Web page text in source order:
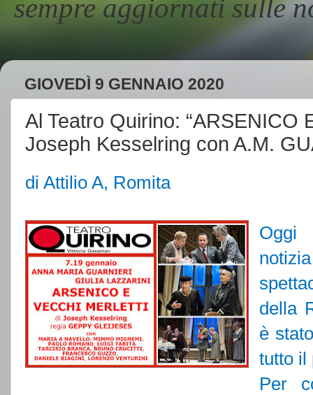
sempre aggiornati sulle
GIOVEDÌ 9 GENNAIO 2020
Al Teatro Quirino: “ARSENICO
Joseph Kesselring con A.M.
di Attilio A, Romita
della
è
tutto il
Per